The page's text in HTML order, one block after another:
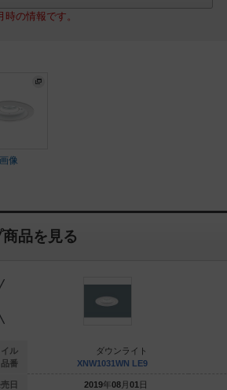
の情報です。
像
商品を見る
ル
品番
日
ダウンライト
XNW1031WN LE9
2019年08月 01 日